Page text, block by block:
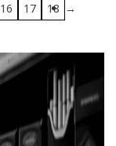
16 17 18 →